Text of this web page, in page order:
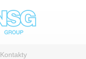
Kontakty